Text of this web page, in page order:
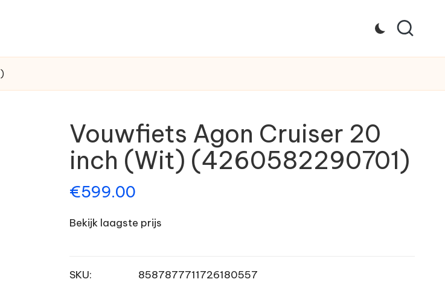
Vouwfiets Agon Cruiser 20
inch (Wit) (4260582290701)
€599.00
Bekijk laagste prijs
SKU:
8587877711726180557